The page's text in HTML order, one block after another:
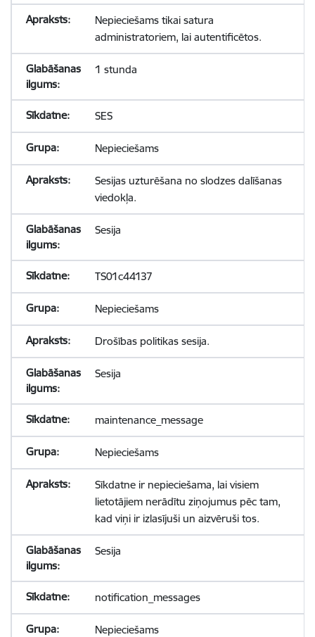
Nepieciešams tikai satura
administratoriem, lai autentificētos.
1 stunda
SES
Nepieciešams
Sesijas uzturēšana no slodzes dalīšanas
viedokļa.
Sesija
TS01c44137
Nepieciešams
Drošības politikas sesija.
Sesija
maintenance_message
Nepieciešams
Sīkdatne ir nepieciešama, lai visiem
lietotājiem nerādītu ziņojumus pēc tam,
kad viņi ir izlasījuši un aizvēruši tos.
Sesija
notification_messages
Nepieciešams